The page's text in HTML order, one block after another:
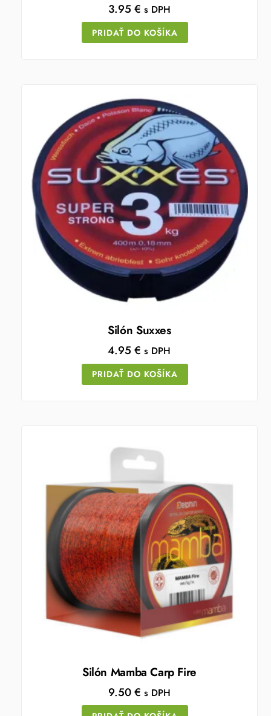
3.95 € s DPH
PRIDAŤ DO KOŠÍKA
Silón Suxxes
4.95€ s DPH
PRIDAŤ DO KOŠÍKA
Silón Mamba Carp Fire
9.50€ s DPH